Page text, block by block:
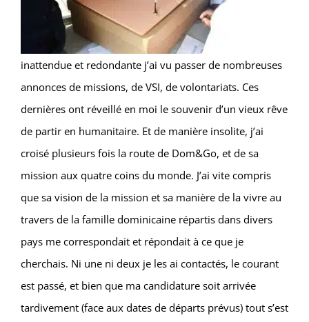
inattendue et redondante j’ai vu passer de nombreuses
annonces de missions, de VSI, de volontariats. Ces
dernières ont réveillé en moi le souvenir d’un vieux rêve
de partir en humanitaire. Et de manière insolite, j’ai
croisé plusieurs fois la route de Dom&Go, et de sa
mission aux quatre coins du monde. J’ai vite compris
que sa vision de la mission et sa manière de la vivre au
travers de la famille dominicaine répartis dans divers
pays me correspondait et répondait à ce que je
cherchais. Ni une ni deux je les ai contactés, le courant
est passé, et bien que ma candidature soit arrivée
tardivement (face aux dates de départs prévus) tout s’est